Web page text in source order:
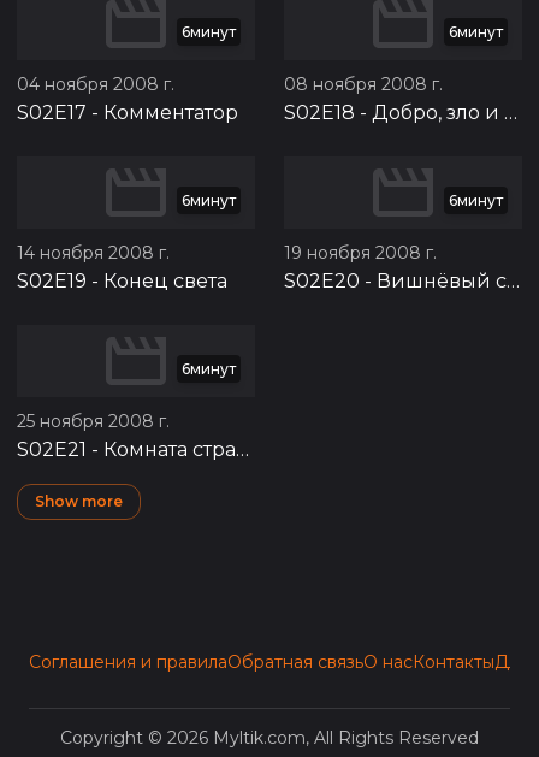
6минут
04 ноября 2008 г.
S02E17 - Комментатор
6минут
08 ноября 2008 г.
S02E18 - Добро, зло и девочки
6минут
14 ноября 2008 г.
S02E19 - Конец света
6минут
19 ноября 2008 г.
S02E20 - Вишнёвый сад
6минут
25 ноября 2008 г.
S02E21 - Комната страха
Show more
Соглашения и правилаОбратная связьО насКонтактыДля
Copyright © 2026 Myltik.com, All Rights Reserved